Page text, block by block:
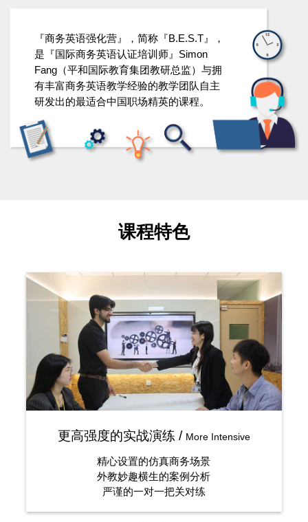
『商务英语强化营』，简称『B.E.S.T』，
是『国际商务英语认证培训师』Simon
Fang（平和国际教育集团教研总监）与拥
有丰富商务英语教学经验的教学团队自主
研发出的最适合中国职场精英的课程。
课程特色
更高强度的实战演练 / More Intensive
精心设置的仿真商务场景
外教妙趣横生的案例分析
严谨的一对一把关对练